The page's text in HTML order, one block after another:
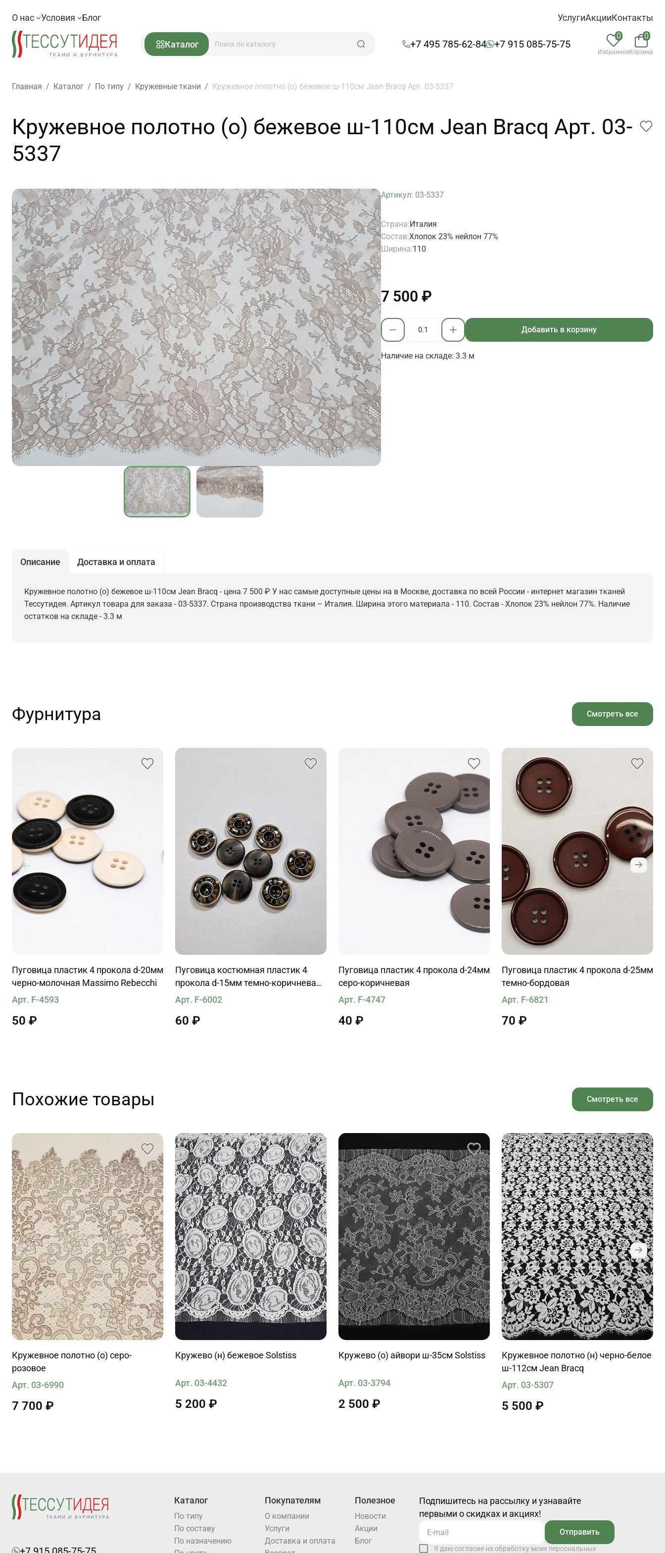
О нас Условия Блог УслугиАкцииКонтакты
Каталог +7 495 785-62-84 +7 915 085-75-75
0
Избранное
0
Корзина
Главная / Каталог / По типу / Кружевные ткани / Кружевное полотно (о) бежевое ш-110см Jean Bracq Арт. 03-5337
Кружевное полотно (о) бежевое ш-110см Jean Bracq Арт. 03-
5337
Артикул: 03-5337
Страна:Италия
Состав:Хлопок 23% нейлон 77%
Ширина:110
7 500 ₽
Добавить в корзину
Наличие на складе: 3.3 м
Описание Доставка и оплата
Кружевное полотно (о) бежевое ш-110см Jean Bracq - цена 7 500 ₽ У нас самые доступные цены на в Москве, доставка по всей России - интернет магазин тканей
Тессутидея. Артикул товара для заказа - 03-5337. Страна производства ткани – Италия. Ширина этого материала - 110. Состав - Хлопок 23% нейлон 77%. Наличие
остатков на складе - 3.3 м
Фурнитура Смотреть все
Пуговица пластик 4 прокола d-20мм
черно-молочная Massimo Rebecchi
Арт. F-4593
50 ₽
Пуговица костюмная пластик 4
прокола d-15мм темно-коричневая
с циферблатом
Арт. F-6002
60 ₽
Пуговица пластик 4 прокола d-24мм
серо-коричневая
Арт. F-4747
40 ₽
Пуговица пластик 4 прокола d-25мм
темно-бордовая
Арт. F-6821
70 ₽
Похожие товары Смотреть все
Кружевное полотно (о) серо-
розовое
Арт. 03-6990
7 700 ₽
Кружево (н) бежевое Solstiss
Арт. 03-4432
5 200 ₽
Кружево (о) айвори ш-35см Solstiss
Арт. 03-3794
2 500 ₽
Кружевное полотно (н) черно-белое
ш-112см Jean Bracq
Арт. 03-5307
5 500 ₽
Каталог
По типу
По составу
По назначению
Покупателям
О компании
Услуги
Доставка и оплата
Полезное
Новости
Акции
Блог
Подпишитесь на рассылку и узнавайте
первыми о скидках и акциях!
Отправить
Я даю согласие на обработку моих персональных